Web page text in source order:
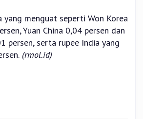
yang menguat seperti Won Korea
Yuan China 0,04 persen dan
persen, serta rupee India yang
(rmol.id)